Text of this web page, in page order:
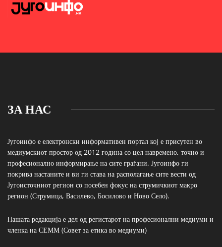
ЗА НАС
Југоинфо е електронски информативен портал кој е присутен во
медиумскиот простор од 2012 година со цел навремено, точно и
професионално информирање на сите граѓани. Југоинфо ги
покрива настаните и ви ги става на располагање сите вести од
Југоисточниот регион со посебен фокус на струмичкиот макро
регион (Струмица, Василево, Босилово и Ново Село).
Нашата редакција е дел од регистарот на професионални медиуми и
членка на СЕММ (Совет за етика во медиуми)